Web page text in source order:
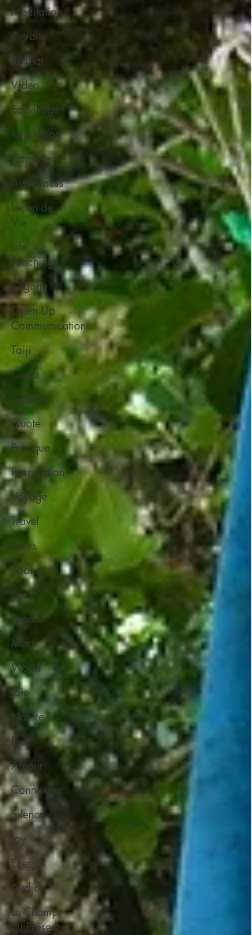
Meditation
Retraite
Retreat
Video
Ecovillage
Inspiration
Conscience
Awareness
Leçon de
Vie
Life
Teachings
Qigong
Open Up
Communication
Taiji
Corps
Citation
Quote
Pratique
Respiration
Voyage
Travel
Livres
Books
Life
Food
Mort
World
Joie
Nature
Peur
Amour
Connexion
Silence
Joy
Energy
Audio
Le Champ
du Présent